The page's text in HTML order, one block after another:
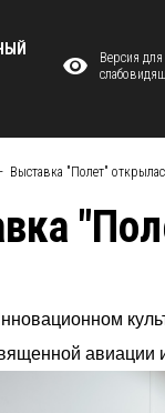
Версия для
Выставка "Полет"
авиации